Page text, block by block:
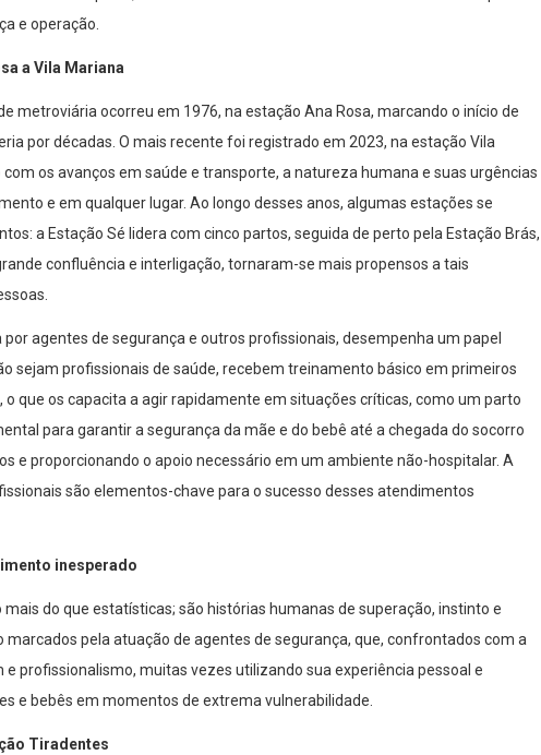
e operação.
a Vila Mariana
metroviária ocorreu em 1976, na estação Ana Rosa, marcando o início de
por décadas. O mais recente foi registrado em 2023, na estação Vila
os avanços em saúde e transporte, a natureza humana e suas urgências
e em qualquer lugar. Ao longo desses anos, algumas estações se
a Estação Sé lidera com cinco partos, seguida de perto pela Estação Brás,
confluência e interligação, tornaram-se mais propensos a tais
agentes de segurança e outros profissionais, desempenha um papel
sejam profissionais de saúde, recebem treinamento básico em primeiros
que os capacita a agir rapidamente em situações críticas, como um parto
para garantir a segurança da mãe e do bebê até a chegada do socorro
e proporcionando o apoio necessário em um ambiente não-hospitalar. A
são elementos-chave para o sucesso desses atendimentos
inesperado
do que estatísticas; são histórias humanas de superação, instinto e
marcados pela atuação de agentes de segurança, que, confrontados com a
profissionalismo, muitas vezes utilizando sua experiência pessoal e
e bebês em momentos de extrema vulnerabilidade.
Tiradentes